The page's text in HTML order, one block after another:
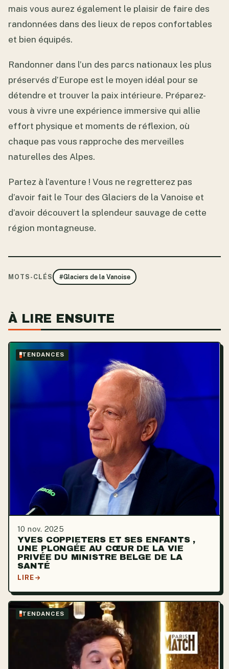
mais vous aurez également le plaisir de faire des
randonnées dans des lieux de repos confortables
et bien équipés.
Randonner dans l’un des parcs nationaux les plus
préservés d’Europe est le moyen idéal pour se
détendre et trouver la paix intérieure. Préparez-
vous à vivre une expérience immersive qui allie
effort physique et moments de réflexion, où
chaque pas vous rapproche des merveilles
naturelles des Alpes.
Partez à l’aventure ! Vous ne regretterez pas
d’avoir fait le Tour des Glaciers de la Vanoise et
d’avoir découvert la splendeur sauvage de cette
région montagneuse.
MOTS-CLÉS #Glaciers de la Vanoise
À LIRE ENSUITE
TENDANCES
10 nov. 2025
YVES COPPIETERS ET SES ENFANTS ,
UNE PLONGÉE AU CŒUR DE LA VIE
PRIVÉE DU MINISTRE BELGE DE LA
SANTÉ
LIRE
TENDANCES